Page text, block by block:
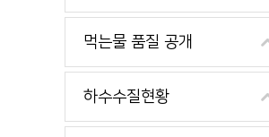
먹는물 품질 공개
하수수질현황